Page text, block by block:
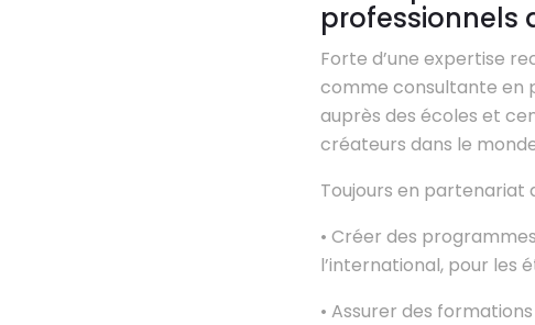
professionnels
Forte d’une expertise
comme consultante en
auprès des écoles et
créateurs dans le
Toujours en partenariat
• Créer des
l’international, pour les
• Assurer des